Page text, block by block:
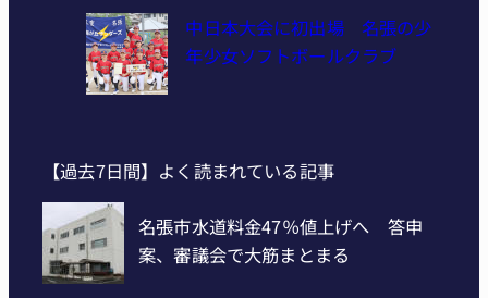
中日本大会に初出場 名張の少
年少女ソフトボールクラブ
【過去7日間】よく読まれている記事